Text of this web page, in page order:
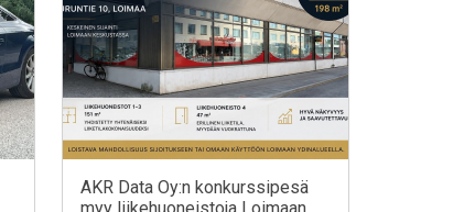
AKR Data Oy:n konkurssipesä